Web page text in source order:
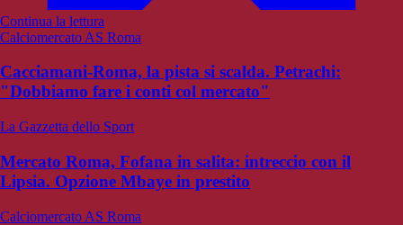
Continua la lettura
Calciomercato AS Roma
Cacciamani-Roma, la pista si scalda. Petrachi:
"Dobbiamo fare i conti col mercato"
La Gazzetta dello Sport
Mercato Roma, Fofana in salita: intreccio con il
Lipsia. Opzione Mbaye in prestito
Calciomercato AS Roma